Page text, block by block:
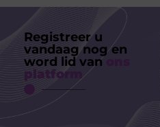
Registreer u
vandaag nog en
word lid van
platform